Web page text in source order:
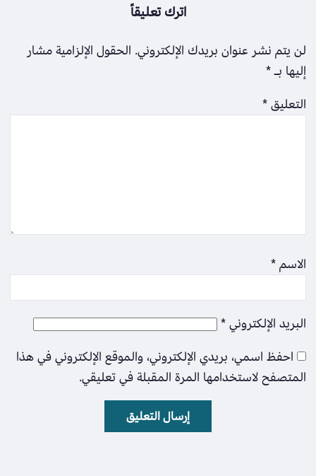
اترك تعليقاً
لن يتم نشر عنوان بريدك الإلكتروني. الحقول الإلزامية مشار
إليها بـ*
التعليق*
الاسم*
البريد الإلكتروني*
احفظ اسمي، بريدي الإلكتروني، والموقع الإلكتروني في هذا
المتصفح لاستخدامها المرة المقبلة في تعليقي.